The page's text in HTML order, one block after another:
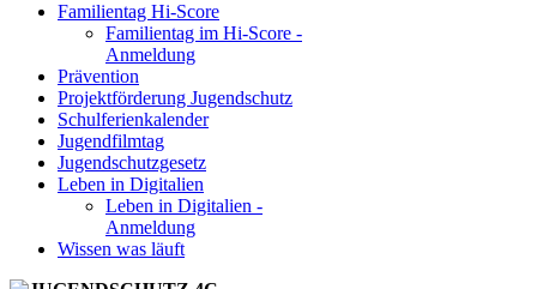
Familientag Hi-Score
Familientag im Hi-Score -
Anmeldung
Prävention
Projektförderung Jugendschutz
Schulferienkalender
Jugendfilmtag
Jugendschutzgesetz
Leben in Digitalien
Leben in Digitalien -
Anmeldung
Wissen was läuft